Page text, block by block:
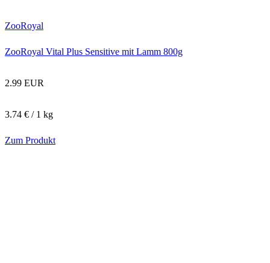
ZooRoyal
ZooRoyal Vital Plus Sensitive mit Lamm 800g
2.99 EUR
3.74 € / 1 kg
Zum Produkt